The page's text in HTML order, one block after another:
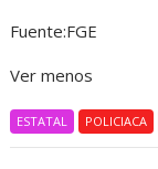
Fuente:FGE
Ver menos
ESTATAL POLICIACA